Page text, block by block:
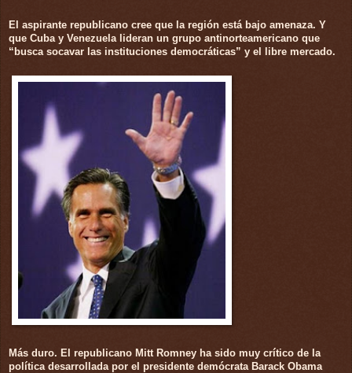
El aspirante republicano cree que la región está bajo amenaza. Y
que Cuba y Venezuela lideran un grupo antinorteamericano que
“busca socavar las instituciones democráticas” y el libre mercado.
Más duro. El republicano Mitt Romney ha sido muy crítico de la
política desarrollada por el presidente demócrata Barack Obama